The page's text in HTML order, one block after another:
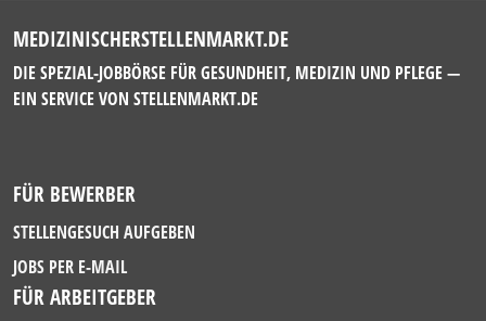
MEDIZINISCHERSTELLENMARKT.DE
DIE SPEZIAL-JOBBÖRSE FÜR GESUNDHEIT, MEDIZIN UND PFLEGE —
EIN SERVICE VON STELLENMARKT.DE
FÜR BEWERBER
STELLENGESUCH AUFGEBEN
JOBS PER E-MAIL
FÜR ARBEITGEBER